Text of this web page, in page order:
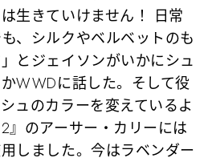
は生きていけません！ 日常
、シルクやベルベットのも
とジェイソンがいかにシュ
WWDに話した。そして役
ュのカラーを変えているよ
』のアーサー・カリーには
しました。今はラベンダー